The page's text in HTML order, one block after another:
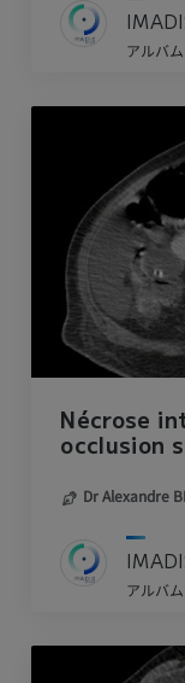
アルバ
Nécrose
occlusion
Dr Alexandre
アルバ